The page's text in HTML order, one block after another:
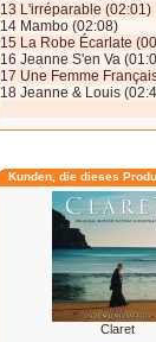
13 L'irréparable (02:01)
14 Mambo (02:08)
15 La Robe Écarlate
16 Jeanne S'en Va
17 Une Femme
18 Jeanne & Louis
Kunden, die dieses
Claret